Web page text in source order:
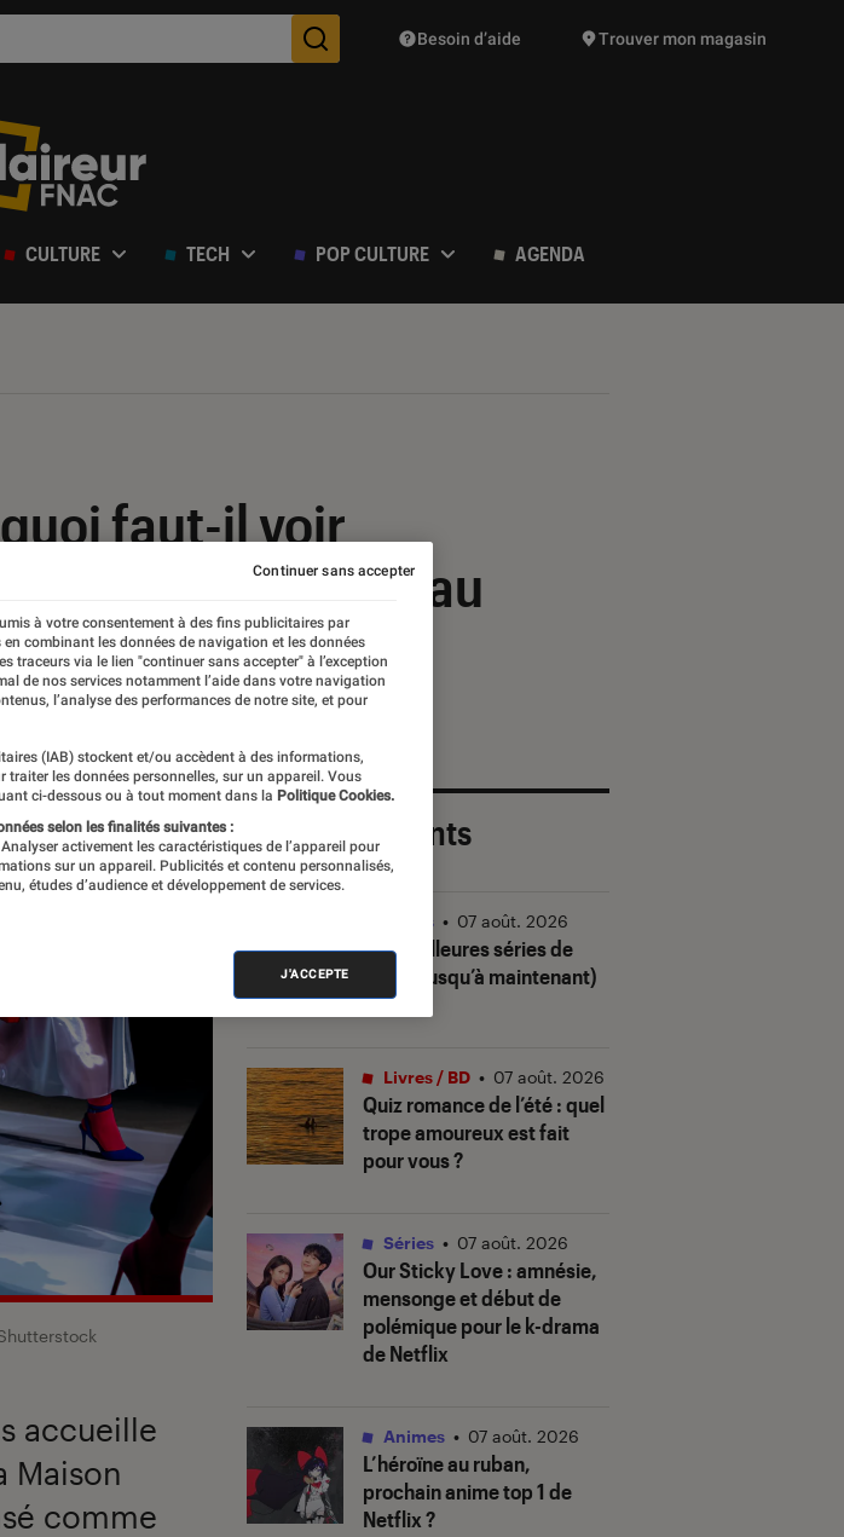
Des suggestions de produits vont vous être proposées
Besoin d’aide Trouver mon magasin
CULTURE TECH POP CULTURE AGENDA
faut-il voir
Dolce&Gabbana au
accueille
Maison
comme
Les plus récents
Les meilleures séries de
2026 (jusqu’à maintenant)
Séries • 07 août. 2026
Quiz romance de l’été : quel
trope amoureux est fait
pour vous ?
Livres / BD • 07 août. 2026
Our Sticky Love: amnésie,
mensonge et début de
polémique pour le k-drama
de Netflix
Séries • 07 août. 2026
L’héroïne au ruban,
prochain anime top 1 de
Netflix ?
Animes • 07 août. 2026
à votre consentement à des fins publicitaires par
combinant les données de navigation et les données
traceurs via le lien "continuer sans accepter" à l’exception
de nos services notamment l’aide dans votre navigation
l’analyse des performances de notre site, et pour
(IAB) stockent et/ou accèdent à des informations,
les données personnelles, sur un appareil. Vous
ci-dessous ou à tout moment dans la Politique Cookies.
selon les finalités suivantes :
activement les caractéristiques de l’appareil pour
sur un appareil. Publicités et contenu personnalisés,
études d’audience et développement de services.
J'ACCEPTE
Continuer sans accepter